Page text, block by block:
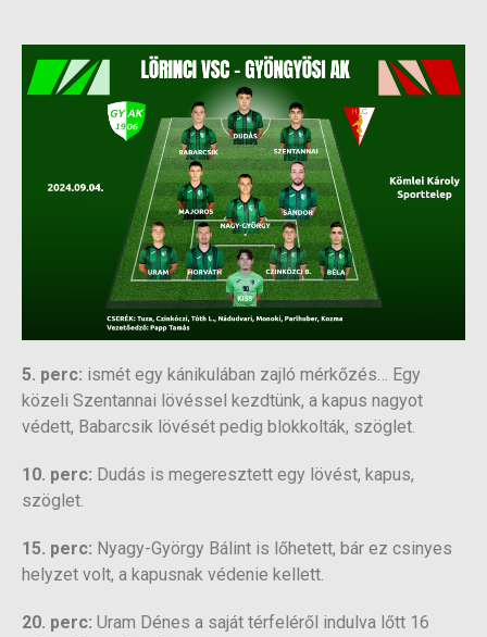
5. perc: ismét egy kánikulában zajló mérkőzés… Egy
közeli Szentannai lövéssel kezdtünk, a kapus nagyot
védett, Babarcsik lövését pedig blokkolták, szöglet.
10. perc: Dudás is megeresztett egy lövést, kapus,
szöglet.
15. perc: Nyagy-György Bálint is lőhetett, bár ez csinyes
helyzet volt, a kapusnak védenie kellett.
20. perc: Uram Dénes a saját térfeléről indulva lőtt 16